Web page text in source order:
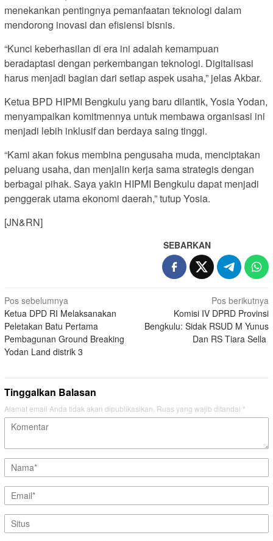
menekankan pentingnya pemanfaatan teknologi dalam
mendorong inovasi dan efisiensi bisnis.
“Kunci keberhasilan di era ini adalah kemampuan
beradaptasi dengan perkembangan teknologi. Digitalisasi
harus menjadi bagian dari setiap aspek usaha,” jelas Akbar.
Ketua BPD HIPMI Bengkulu yang baru dilantik, Yosia Yodan,
menyampaikan komitmennya untuk membawa organisasi ini
menjadi lebih inklusif dan berdaya saing tinggi.
“Kami akan fokus membina pengusaha muda, menciptakan
peluang usaha, dan menjalin kerja sama strategis dengan
berbagai pihak. Saya yakin HIPMI Bengkulu dapat menjadi
penggerak utama ekonomi daerah,” tutup Yosia.
[JN&RN]
SEBARKAN
Navigasi
pos
Pos sebelumnya
Ketua DPD RI Melaksanakan
Peletakan Batu Pertama
Pembagunan Ground Breaking
Yodan Land distrik 3
Pos berikutnya
Komisi IV DPRD Provinsi
Bengkulu: Sidak RSUD M Yunus
Dan RS Tiara Sella
Tinggalkan Balasan
Alamat email Anda tidak akan dipublikasikan. Ruas yang wajib ditandai *